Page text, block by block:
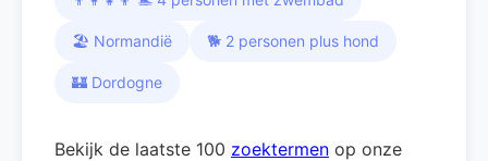
🏖️ Normandië 🐕 2 personen plus hond
🏰 Dordogne
Bekijk de laatste 100 zoektermen op onze